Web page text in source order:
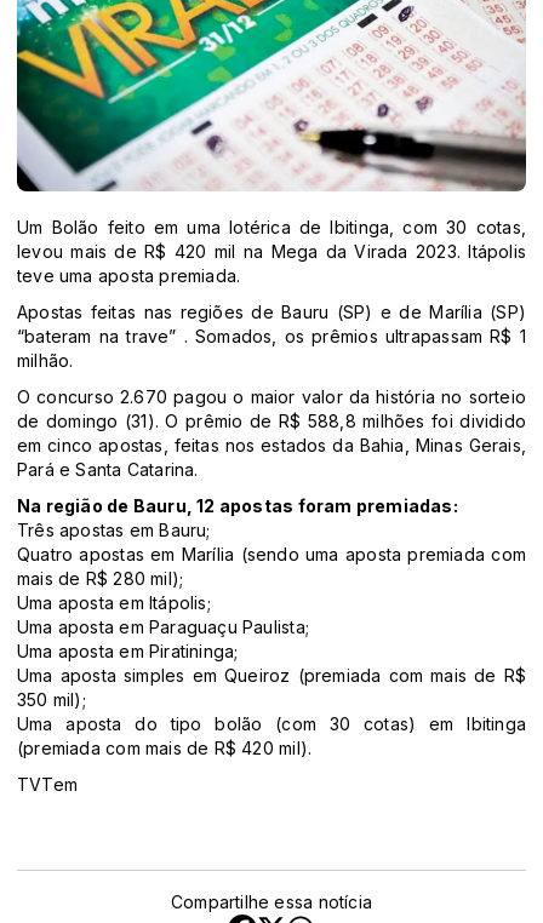
Um Bolão feito em uma lotérica de Ibitinga, com 30 cotas,
levou mais de R$ 420 mil na Mega da Virada 2023. Itápolis
teve uma aposta premiada.
Apostas feitas nas regiões de Bauru (SP) e de Marília (SP)
“bateram na trave” . Somados, os prêmios ultrapassam R$ 1
milhão.
O concurso 2.670 pagou o maior valor da história no sorteio
de domingo (31). O prêmio de R$ 588,8 milhões foi dividido
em cinco apostas, feitas nos estados da Bahia, Minas Gerais,
Pará e Santa Catarina.
Na região de Bauru, 12 apostas foram premiadas:
Três apostas em Bauru;
Quatro apostas em Marília (sendo uma aposta premiada com
mais de R$ 280 mil);
Uma aposta em Itápolis;
Uma aposta em Paraguaçu Paulista;
Uma aposta em Piratininga;
Uma aposta simples em Queiroz (premiada com mais de R$
350 mil);
Uma aposta do tipo bolão (com 30 cotas) em Ibitinga
(premiada com mais de R$ 420 mil).
TVTem
Compartilhe essa notícia